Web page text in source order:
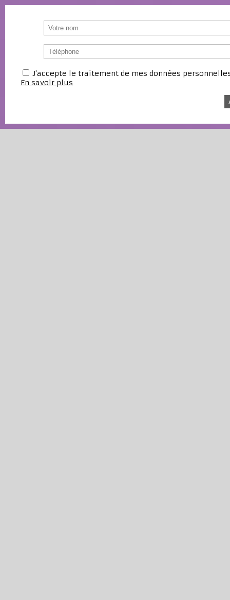
J'accepte le traitement de mes données
En savoir plus